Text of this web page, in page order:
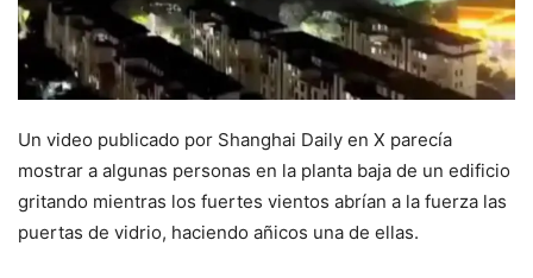
Un video publicado por Shanghai Daily en X parecía
mostrar a algunas personas en la planta baja de un edificio
gritando mientras los fuertes vientos abrían a la fuerza las
puertas de vidrio, haciendo añicos una de ellas.